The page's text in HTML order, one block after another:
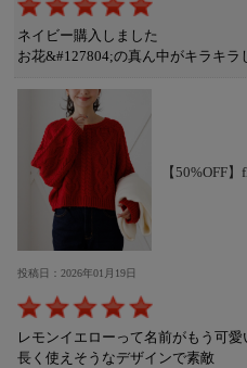
ネイビー購入しました
お花&#127804;の真ん中がキラキ
【50%OFF
投稿日：2026年01月19日
レモンイエローって名前がもう可愛
長く使えそうなデザインで素敵